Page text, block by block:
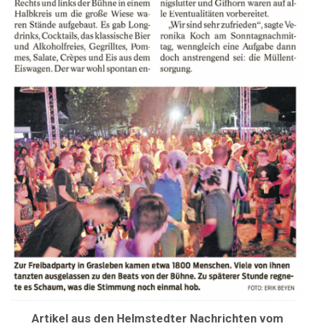
Artikel aus den Helmstedter Nachrichten vom